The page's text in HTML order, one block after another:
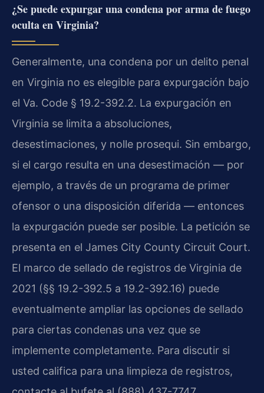
¿Se puede expurgar una condena por arma de fuego
oculta en Virginia?
Generalmente, una condena por un delito penal
en Virginia no es elegible para expurgación bajo
el Va. Code § 19.2-392.2. La expurgación en
Virginia se limita a absoluciones,
desestimaciones, y nolle prosequi. Sin embargo,
si el cargo resulta en una desestimación — por
ejemplo, a través de un programa de primer
ofensor o una disposición diferida — entonces
la expurgación puede ser posible. La petición se
presenta en el James City County Circuit Court.
El marco de sellado de registros de Virginia de
2021 (§§ 19.2-392.5 a 19.2-392.16) puede
eventualmente ampliar las opciones de sellado
para ciertas condenas una vez que se
implemente completamente. Para discutir si
usted califica para una limpieza de registros,